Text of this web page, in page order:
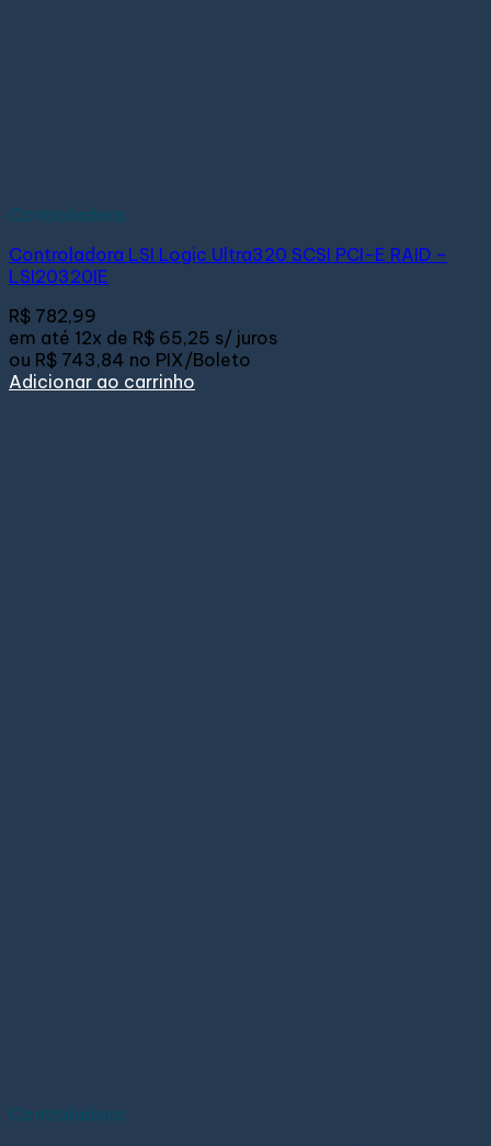
Controladora
Controladora LSI Logic Ultra320 SCSI PCI-E RAID –
LSI20320IE
R$ 782,99
em até 12x de R$ 65,25 s/ juros
ou R$ 743,84 no PIX/Boleto
Adicionar ao carrinho
Controladora